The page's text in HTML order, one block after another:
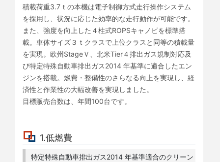
積載荷重3.7ｔの本機は電子制御方式走行操作システム
を採用し、状況に応じた効率的な走行動作が可能です。
また、強度を向上した４柱式ROPSキャノピを標準搭
載。車体サイズ３ｔクラスで上位クラスと同等の積載量
を実現。欧州StageＶ、北米Tier４排出ガス規制対応及
び特定特殊自動車排出ガス2014 年基準に適合したエン
ジンを搭載。燃費・整備性のさらなる向上を実現し、経
済性と作業性の大幅改善を実現しました。
目標販売台数は、年間100台です。
1.低燃費
特定特殊自動車排出ガス2014 年基準適合のクリーン